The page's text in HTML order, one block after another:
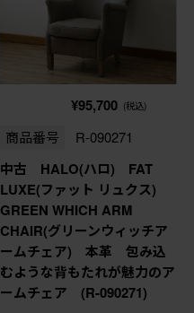
¥95,700 (税込)
商品番号 R-090271
中古 HALO(ハロ) FAT
LUXE(ファット リュクス)
GREEN WHICH ARM
CHAIR(グリーンウィッチア
ームチェア) 本革 包み込
むような背もたれが魅力のア
ームチェア (R-090271)